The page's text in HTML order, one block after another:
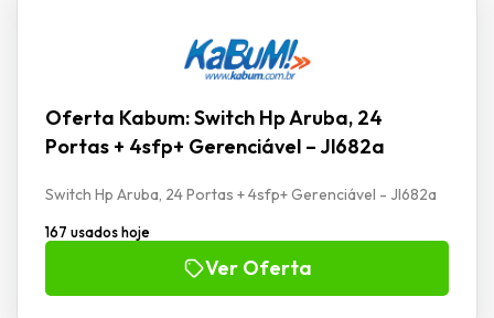
Oferta Kabum: Switch Hp Aruba, 24
Portas + 4sfp+ Gerenciável – Jl682a
Switch Hp Aruba, 24 Portas + 4sfp+ Gerenciável - Jl682a
167 usados hoje
Ver Oferta